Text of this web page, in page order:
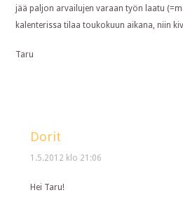
jää paljon arvailujen varaan työn laatu
kalenterissa tilaa toukokuun aikana, niin
Taru
Dorit
1.5.2012 klo 21:06
Hei Taru!